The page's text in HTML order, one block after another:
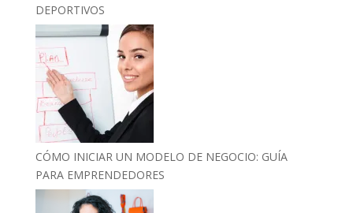
DEPORTIVOS
CÓMO INICIAR UN MODELO DE NEGOCIO: GUÍA
PARA EMPRENDEDORES